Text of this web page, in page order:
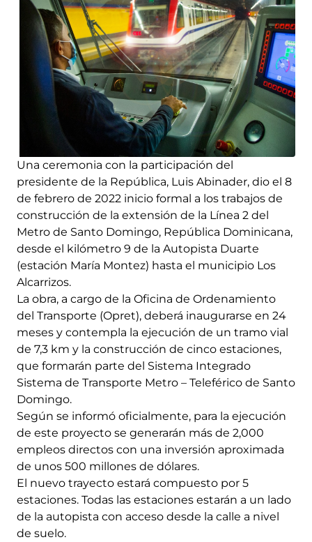
Una ceremonia con la participación del
presidente de la República, Luis Abinader, dio el 8
de febrero de 2022 inicio formal a los trabajos de
construcción de la extensión de la Línea 2 del
Metro de Santo Domingo, República Dominicana,
desde el kilómetro 9 de la Autopista Duarte
(estación María Montez) hasta el municipio Los
Alcarrizos.
La obra, a cargo de la Oficina de Ordenamiento
del Transporte (Opret), deberá inaugurarse en 24
meses y contempla la ejecución de un tramo vial
de 7,3 km y la construcción de cinco estaciones,
que formarán parte del Sistema Integrado
Sistema de Transporte Metro – Teleférico de Santo
Domingo.
Según se informó oficialmente, para la ejecución
de este proyecto se generarán más de 2,000
empleos directos con una inversión aproximada
de unos 500 millones de dólares.
El nuevo trayecto estará compuesto por 5
estaciones. Todas las estaciones estarán a un lado
de la autopista con acceso desde la calle a nivel
de suelo.